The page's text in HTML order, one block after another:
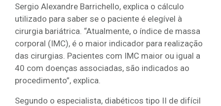
Sergio Alexandre Barrichello, explica o cálculo
utilizado para saber se o paciente é elegível à
cirurgia bariátrica. “Atualmente, o índice de massa
corporal (IMC), é o maior indicador para realização
das cirurgias. Pacientes com IMC maior ou igual a
40 com doenças associadas, são indicados ao
procedimento”, explica.
Segundo o especialista, diabéticos tipo II de difícil